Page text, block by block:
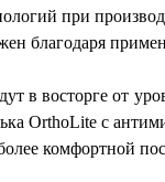
при
благодаря
в восторге от
OrthoLite с
комфортной